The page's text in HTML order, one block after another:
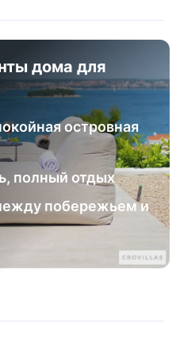
дома для
островная
полный отдых
побережьем и